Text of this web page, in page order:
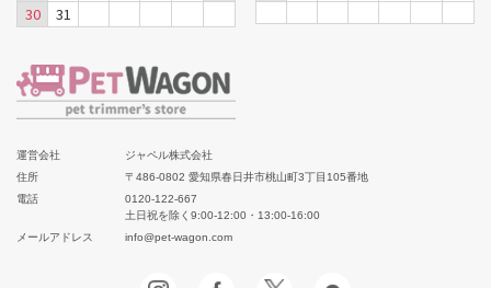
30
31
運営会社
ジャペル株式会社
住所
〒486-0802 愛知県春日井市桃山町3丁目105番地
電話
0120-122-667
土日祝を除く9:00-12:00・13:00-16:00
メールアドレス
info@pet-wagon.com